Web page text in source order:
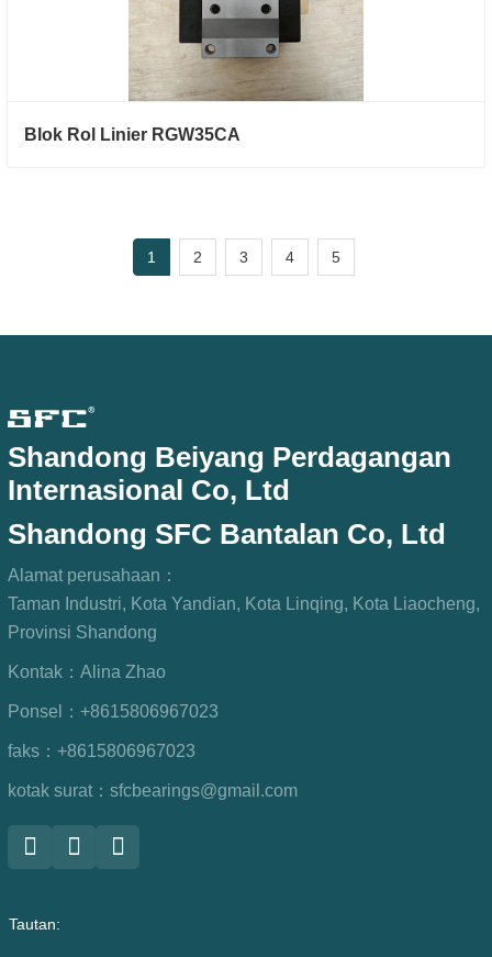
Blok Rol Linier RGW35CA
1 2 3 4 5
Shandong Beiyang Perdagangan
Internasional Co, Ltd
Shandong SFC Bantalan Co, Ltd
Alamat perusahaan：
Taman Industri, Kota Yandian, Kota Linqing, Kota Liaocheng,
Provinsi Shandong
Kontak： Alina Zhao
Ponsel： +8615806967023
faks： +8615806967023
kotak surat： sfcbearings@gmail.com
Tautan: